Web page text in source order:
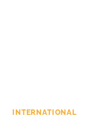
INTERNATIONAL